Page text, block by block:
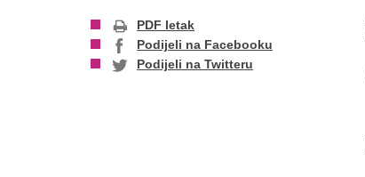
PDF letak
Podijeli na Facebooku
Podijeli na Twitteru